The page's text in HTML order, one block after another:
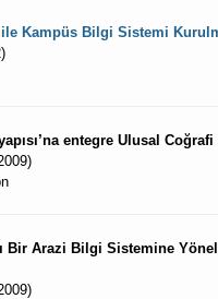
Kampüs Bilgi Sistemi
entegre Ulusal
Bir Arazi Bilgi Sistemine